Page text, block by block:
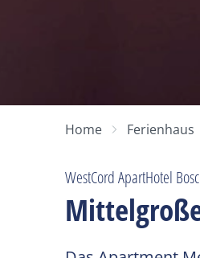
Home Ferienhaus
WestCord ApartHotel